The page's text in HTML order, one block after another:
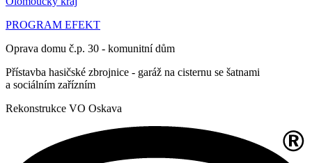
PROGRAM EFEKT
Oprava domu č.p. 30 - komunitní dům
Přístavba hasičské zbrojnice - garáž na cisternu se šatnami
a sociálním zařízním
Rekonstrukce VO Oskava